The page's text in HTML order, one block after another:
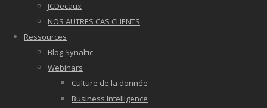
JCDecaux
NOS AUTRES CAS CLIENTS
Ressources
Blog Synaltic
Webinars
Culture de la donnée
Business Intelligence